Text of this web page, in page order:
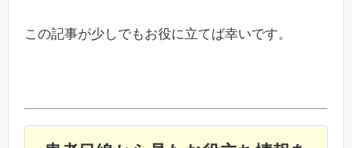
この記事が少しでもお役に立てば幸いです。